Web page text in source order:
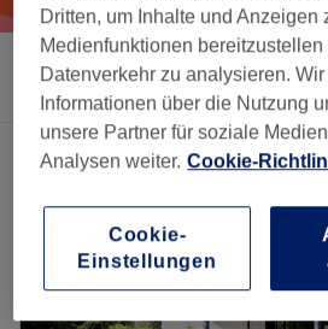
Sortieren nach Beliebiger Preis
Ein Salon, der anbietet: wellness center in
Dritten, um Inhalte und Anzeigen
Medienfunktionen bereitzustellen
Datenverkehr zu analysieren.
Informationen über die Nutzung
unsere Partner für soziale
Analysen weiter. Cookie-
Cookie-
Einstellungen